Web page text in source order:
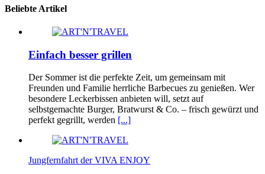
Beliebte Artikel
Einfach besser grillen
Der Sommer ist die perfekte Zeit, um gemeinsam mit
Freunden und Familie herrliche Barbecues zu genießen. Wer
besondere Leckerbissen anbieten will, setzt auf
selbstgemachte Burger, Bratwurst & Co. – frisch gewürzt und
perfekt gegrillt, werden [...]
Jungfernfahrt der VIVA ENJOY